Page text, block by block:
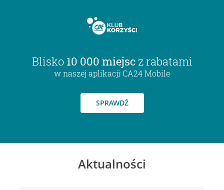
Blisko 10 000 miejsc z rabatami
w naszej aplikacji CA24 Mobile
SPRAWDŹ
Aktualności